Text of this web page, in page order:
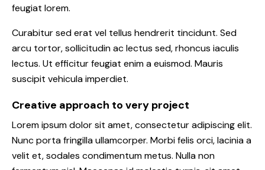
feugiat lorem.
Curabitur sed erat vel tellus hendrerit tincidunt. Sed
arcu tortor, sollicitudin ac lectus sed, rhoncus iaculis
lectus. Ut efficitur feugiat enim a euismod. Mauris
suscipit vehicula imperdiet.
Creative approach to very project
Lorem ipsum dolor sit amet, consectetur adipiscing elit.
Nunc porta fringilla ullamcorper. Morbi felis orci, lacinia a
velit et, sodales condimentum metus. Nulla non